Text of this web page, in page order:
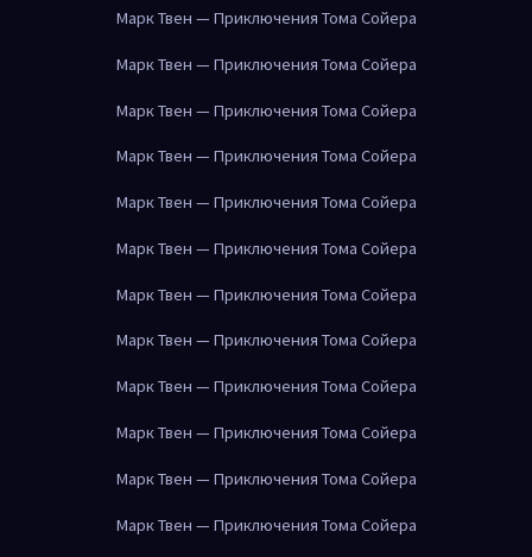
Марк Твен — Приключения Тома Сойера
Марк Твен — Приключения Тома Сойера
Марк Твен — Приключения Тома Сойера
Марк Твен — Приключения Тома Сойера
Марк Твен — Приключения Тома Сойера
Марк Твен — Приключения Тома Сойера
Марк Твен — Приключения Тома Сойера
Марк Твен — Приключения Тома Сойера
Марк Твен — Приключения Тома Сойера
Марк Твен — Приключения Тома Сойера
Марк Твен — Приключения Тома Сойера
Марк Твен — Приключения Тома Сойера